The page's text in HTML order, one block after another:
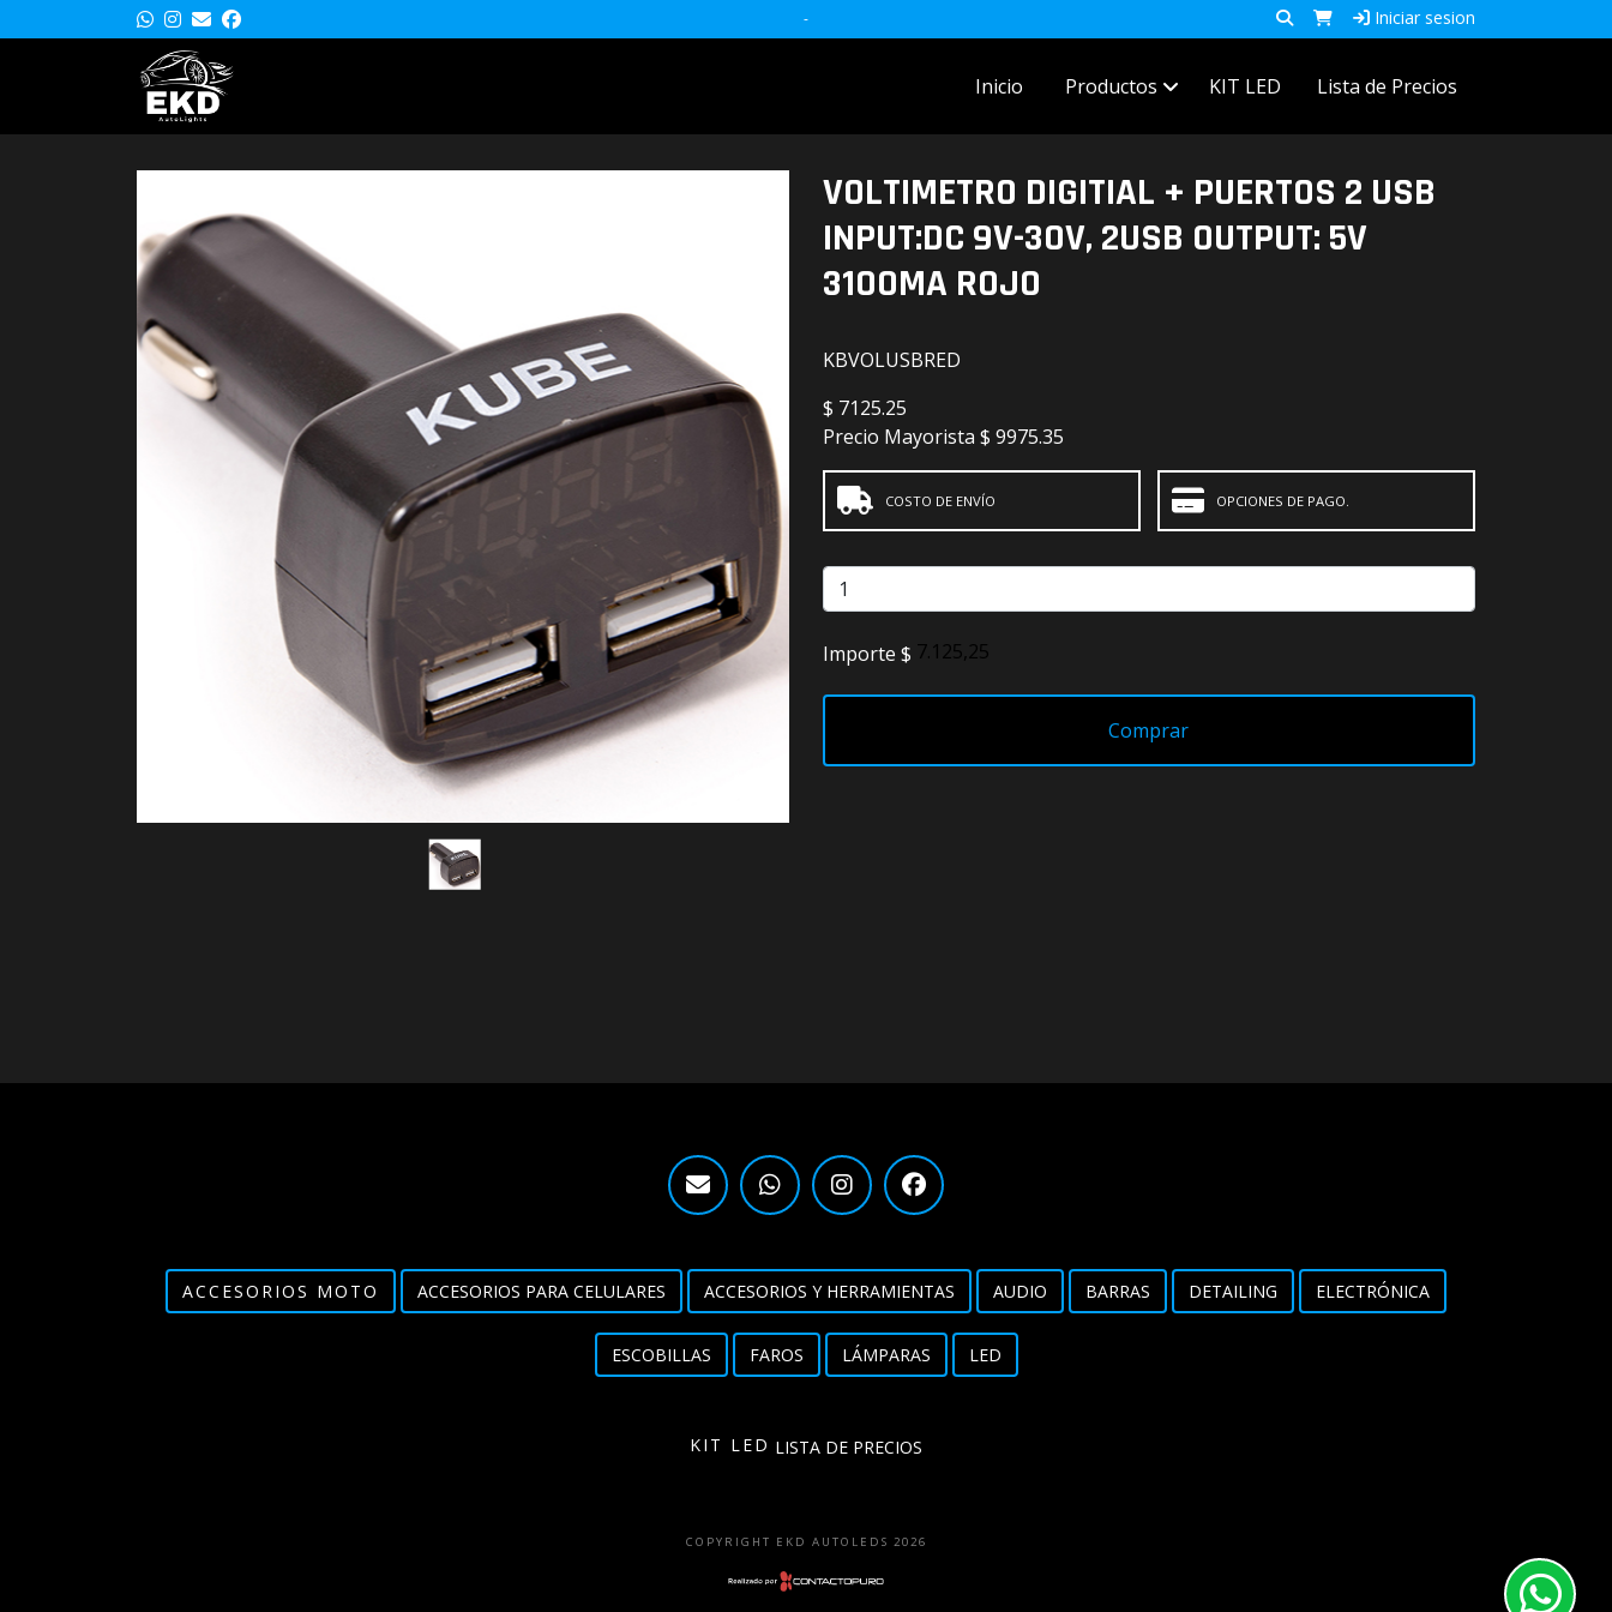
- Iniciar sesion
Inicio Productos
accesorios para celulares
Barras
Detailing
Electrónica
Escobillas
Faros
Lámparas
KIT LED Lista de Precios
VOLTIMETRO DIGITIAL + PUERTOS 2 USB
INPUT:DC 9V-30V, 2USB OUTPUT: 5V
3100MA ROJO
KBVOLUSBRED
$ 7125.25
Precio Mayorista $ 9975.35
COSTO DE ENVÍO OPCIONES DE PAGO.
Importe $
Comprar
ACCESORIOS MOTO ACCESORIOS PARA CELULARES ACCESORIOS Y HERRAMIENTAS AUDIO BARRAS DETAILING ELECTRÓNICA
ESCOBILLAS FAROS LÁMPARAS LED
KIT LED LISTA DE PRECIOS
COPYRIGHT EKD AUTOLEDS 2026